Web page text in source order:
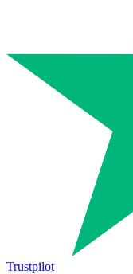
Trustpilot